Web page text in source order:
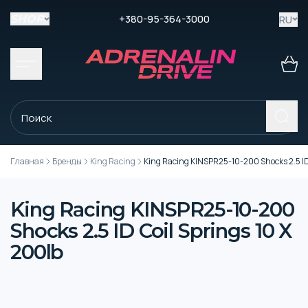
+380-95-364-3000 RU
Главная Бренды King Racing King Racing KINSPR25-10-200 Shocks 2.5
King Racing KINSPR25-10-200
Shocks 2.5 ID Coil Springs 10 X
200lb